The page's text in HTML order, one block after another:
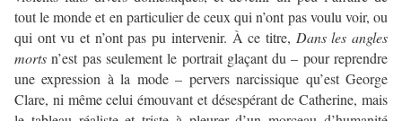
tout le monde et en particulier de ceux qui n’ont pas voulu voir, ou
qui ont vu et n’ont pas pu intervenir. À ce titre, Dans les angles
morts n’est pas seulement le portrait glaçant du – pour reprendre
une expression à la mode – pervers narcissique qu’est George
Clare, ni même celui émouvant et désespérant de Catherine, mais